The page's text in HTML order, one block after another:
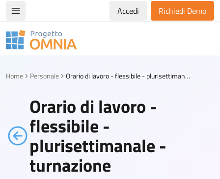
Apri/chiudi menù di navigazioneAccedi Richiedi Demo
Progetto Omnia
Home Personale Orario di lavoro - flessibile - plurisettimanale - turnazione
Orario di lavoro -
flessibile -
plurisettimanale -
turnazione